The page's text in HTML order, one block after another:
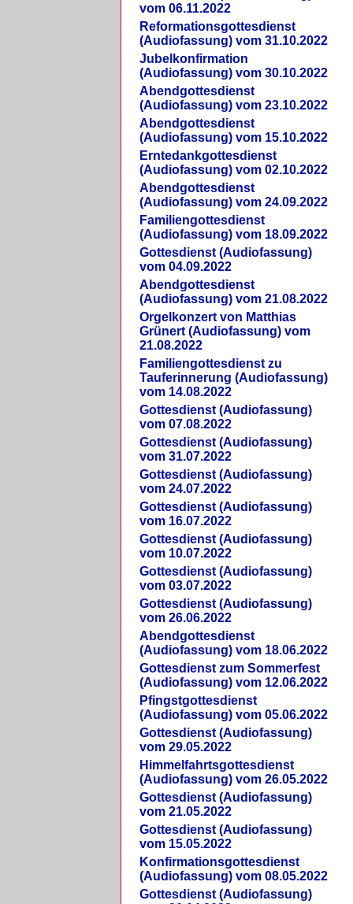
vom 06.11.2022
Reformationsgottesdienst
(Audiofassung) vom 31.10.2022
Jubelkonfirmation
(Audiofassung) vom 30.10.2022
Abendgottesdienst
(Audiofassung) vom 23.10.2022
Abendgottesdienst
(Audiofassung) vom 15.10.2022
Erntedankgottesdienst
(Audiofassung) vom 02.10.2022
Abendgottesdienst
(Audiofassung) vom 24.09.2022
Familiengottesdienst
(Audiofassung) vom 18.09.2022
Gottesdienst (Audiofassung)
vom 04.09.2022
Abendgottesdienst
(Audiofassung) vom 21.08.2022
Orgelkonzert von Matthias
Grünert (Audiofassung) vom
21.08.2022
Familiengottesdienst zu
Tauferinnerung (Audiofassung)
vom 14.08.2022
Gottesdienst (Audiofassung)
vom 07.08.2022
Gottesdienst (Audiofassung)
vom 31.07.2022
Gottesdienst (Audiofassung)
vom 24.07.2022
Gottesdienst (Audiofassung)
vom 16.07.2022
Gottesdienst (Audiofassung)
vom 10.07.2022
Gottesdienst (Audiofassung)
vom 03.07.2022
Gottesdienst (Audiofassung)
vom 26.06.2022
Abendgottesdienst
(Audiofassung) vom 18.06.2022
Gottesdienst zum Sommerfest
(Audiofassung) vom 12.06.2022
Pfingstgottesdienst
(Audiofassung) vom 05.06.2022
Gottesdienst (Audiofassung)
vom 29.05.2022
Himmelfahrtsgottesdienst
(Audiofassung) vom 26.05.2022
Gottesdienst (Audiofassung)
vom 21.05.2022
Gottesdienst (Audiofassung)
vom 15.05.2022
Konfirmationsgottesdienst
(Audiofassung) vom 08.05.2022
Gottesdienst (Audiofassung)